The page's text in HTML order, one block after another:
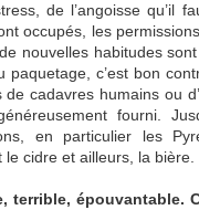
de l’angoisse qu’il
occupés, les
nouvelles habitudes
paquetage, c’est bon
cadavres humains ou
fourni.
en particulier les
le cidre et ailleurs, la bière.
terrible, épouvantable.